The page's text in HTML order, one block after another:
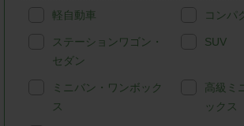
軽自動車 コンパ
ステーションワゴン・
セダン
SUV
ミニバン・ワンボック
ス
高級ミ
ックス